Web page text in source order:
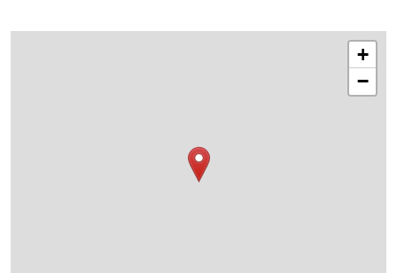
+
−